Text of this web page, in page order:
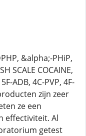
&alpha;-PHiP,
SCALE COCAINE,
ADB, 4C-PVP, 4F-
zijn zeer
ze een
effectiviteit. Al
getest